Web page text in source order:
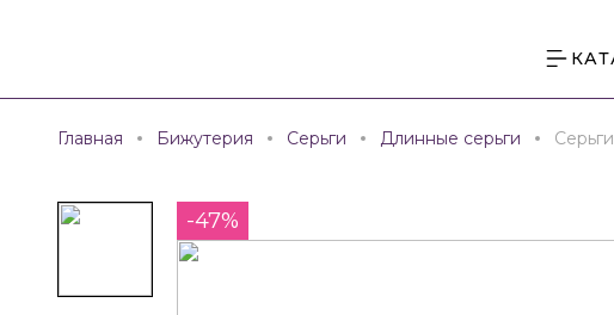
Главная Бижутерия Серьги Длинные серьги
-47%